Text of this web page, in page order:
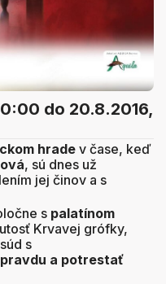
do 20.8.2016,
hrade v čase, keď
, sú dnes už
jej činov a s
s palatínom
Krvavej grófky,
s
a potrestať